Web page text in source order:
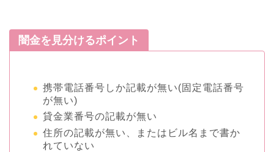
闇金を見分けるポイント
携帯電話番号しか記載が無い(固定電話番号
が無い)
貸金業番号の記載が無い
住所の記載が無い、またはビル名まで書か
れていない